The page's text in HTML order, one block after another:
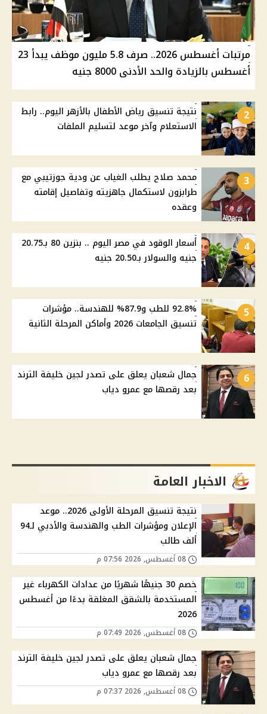
مرتبات أغسطس 2026.. صرف 5.8 مليون موظف يبدأ 23
أغسطس بالزيادة والحد الأدنى 8000 جنيه
2
نتيجة تنسيق رياض الأطفال بالأزهر اليوم.. رابط
الاستعلام وآخر موعد لتسليم الملفات
3
محمد صلاح يطلب الغياب عن ودية جوزتيبي مع
طرابزون لاستكمال جاهزيته وتفاصيل إقامته
وعقده
4
أسعار الوقود في مصر اليوم .. بنزين 80 بـ20.75
جنيه والسولار بـ20.50 جنيه
5
92.8% للطب و87.9% للهندسة.. مؤشرات
تنسيق الجامعات 2026 وأماكن المرحلة الثانية
6
جمال شعبان يعلق على تصدر لجين خليفة الترند
بعد رقصها مع عمرو دياب
الاخبار العامة
نتيجة تنسيق المرحلة الأولى 2026.. موعد
الإعلان ومؤشرات الطب والهندسة والأدبي لـ94
ألف طالب
خصم 30 جنيهًا شهريًا من عدادات الكهرباء غير
المستخدمة بالشقق المغلقة بدءًا من أغسطس
2026
جمال شعبان يعلق على تصدر لجين خليفة الترند
بعد رقصها مع عمرو دياب